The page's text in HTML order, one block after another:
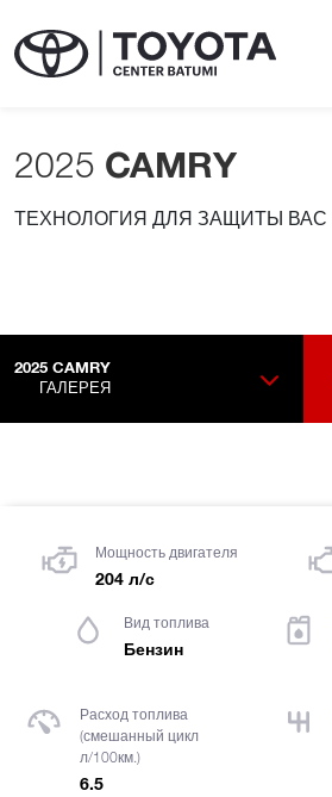
2025 CAMRY
ТЕХНОЛОГИЯ ДЛЯ ЗАЩИТЫ ВАС
2025 CAMRY
ГАЛЕРЕЯ
Мощность двигателя
204 л/с
Вид топлива
Бензин
Расход топлива
(смешанный цикл
л/100км.)
6.5